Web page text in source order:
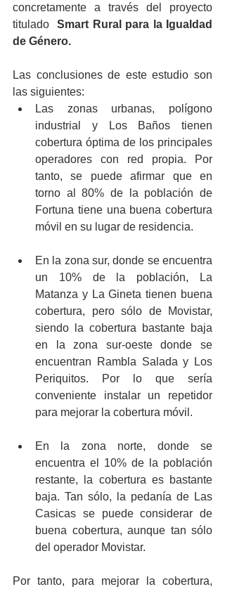
concretamente a través del proyecto
titulado Smart Rural para la Igualdad
de Género.
Las conclusiones de este estudio son
las siguientes:
Las zonas urbanas, polígono
industrial y Los Baños tienen
cobertura óptima de los principales
operadores con red propia. Por
tanto, se puede afirmar que en
torno al 80% de la población de
Fortuna tiene una buena cobertura
móvil en su lugar de residencia.
En la zona sur, donde se encuentra
un 10% de la población, La
Matanza y La Gineta tienen buena
cobertura, pero sólo de Movistar,
siendo la cobertura bastante baja
en la zona sur-oeste donde se
encuentran Rambla Salada y Los
Periquitos. Por lo que sería
conveniente instalar un repetidor
para mejorar la cobertura móvil.
En la zona norte, donde se
encuentra el 10% de la población
restante, la cobertura es bastante
baja. Tan sólo, la pedanía de Las
Casicas se puede considerar de
buena cobertura, aunque tan sólo
del operador Movistar.
Por tanto, para mejorar la cobertura,